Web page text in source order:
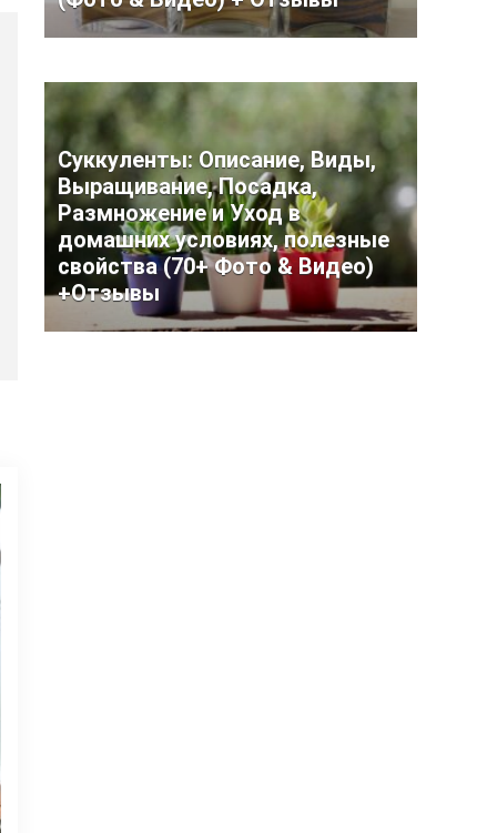
Суккуленты: Описание, Виды,
Выращивание, Посадка,
Размножение и Уход в
домашних условиях, полезные
свойства (70+ Фото & Видео)
+Отзывы